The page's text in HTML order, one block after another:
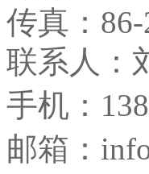
传真：
联系人：
手机：
邮箱：